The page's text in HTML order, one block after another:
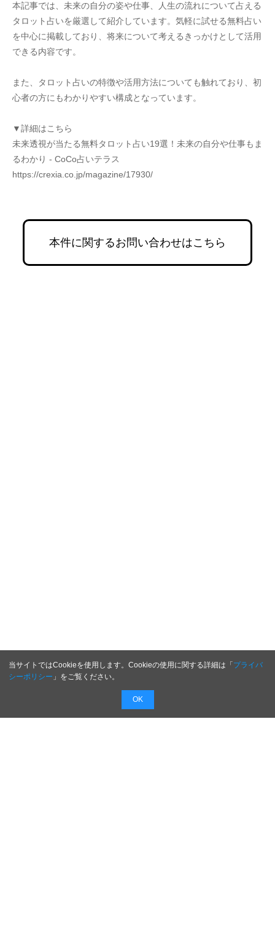
当サイトではCookieを使用します。Cookieの使用に関する詳細は「プライバ
シーポリシー 」をご覧ください。
OK
本記事では、未来の自分の姿や仕事、人生の流れについて占える
タロット占いを厳選して紹介しています。気軽に試せる無料占い
を中心に掲載しており、将来について考えるきっかけとして活用
できる内容です。
また、タロット占いの特徴や活用方法についても触れており、初
心者の方にもわかりやすい構成となっています。
▼詳細はこちら
未来透視が当たる無料タロット占い19選！未来の自分や仕事もま
るわかり - CoCo占いテラス
https://crexia.co.jp/magazine/17930/
本件に関するお問い合わせはこちら